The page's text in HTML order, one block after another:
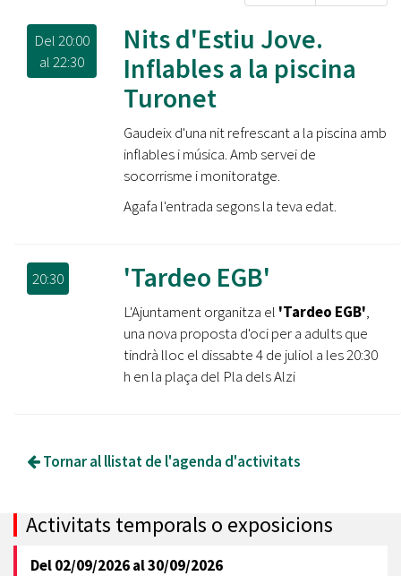
Del20:00
al22:30
Nits d'Estiu Jove.
Inflables a la piscina
Turonet
Gaudeix d'una nit refrescant a la piscina amb
inflables i música. Amb servei de
socorrisme i monitoratge.
Agafa l'entrada segons la teva edat.
20:30 'Tardeo EGB'
L'Ajuntament organitza el 'Tardeo EGB',
una nova proposta d'oci per a adults que
tindrà lloc el dissabte 4 de juliol a les 20:30
h en la plaça del Pla dels Alzi
Tornar al llistat de l'agenda d'activitats
Activitats temporals o exposicions
Del02/09/2026al30/09/2026